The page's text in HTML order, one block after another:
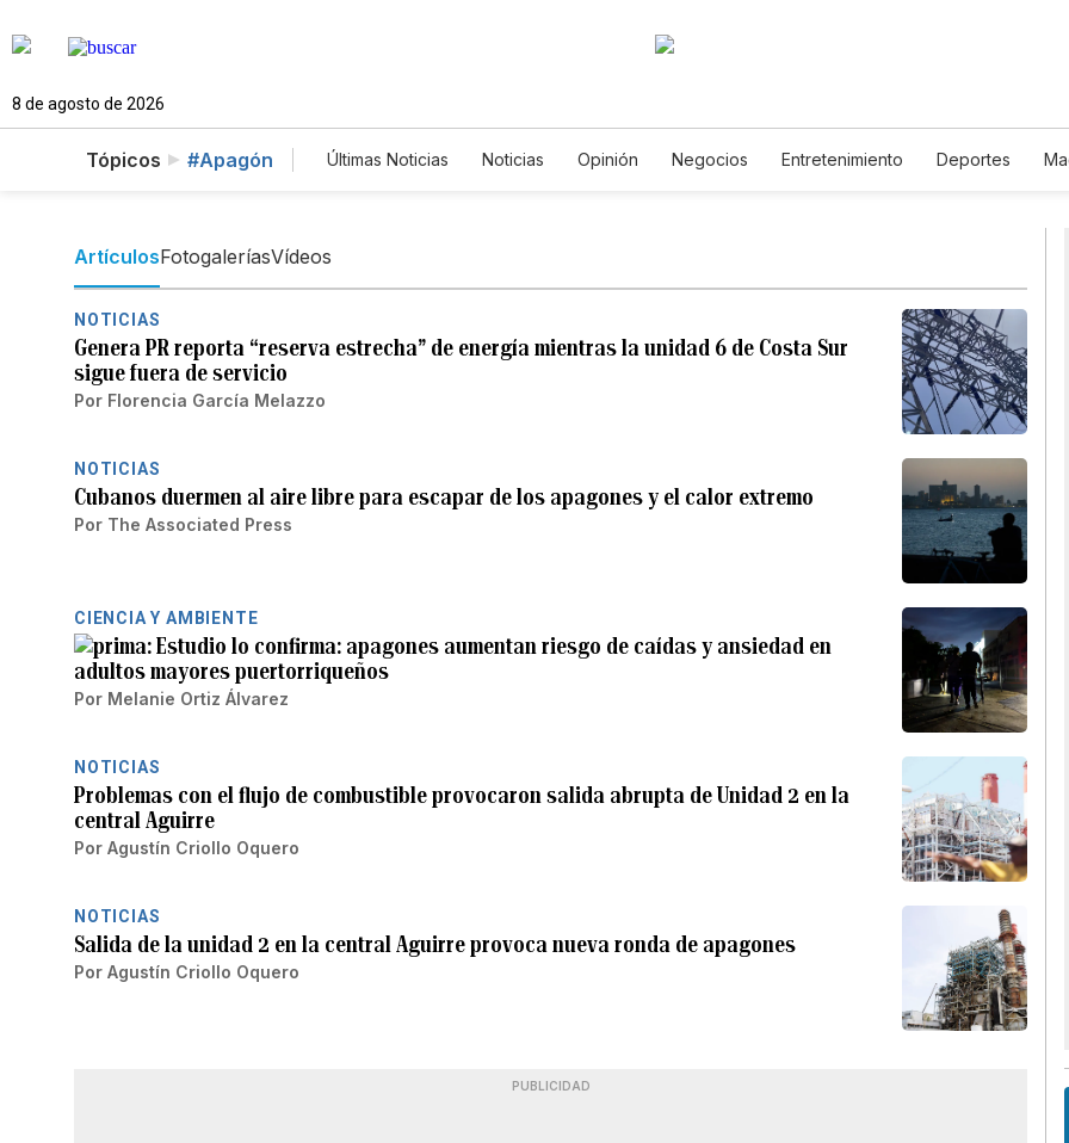
8 de agosto de 2026
Tópicos #Apagón Últimas Noticias Noticias Opinión Negocios Entretenimiento Deportes
ArtículosFotogaleríasVídeos
NOTICIAS
Genera PR reporta “reserva estrecha” de energía mientras la unidad 6 de Costa Sur
sigue fuera de servicio
Por Florencia García Melazzo
NOTICIAS
Cubanos duermen al aire libre para escapar de los apagones y el calor extremo
Por The Associated Press
CIENCIA Y AMBIENTE
Estudio lo confirma: apagones aumentan riesgo de caídas y ansiedad en
adultos mayores puertorriqueños
Por Melanie Ortiz Álvarez
NOTICIAS
Problemas con el flujo de combustible provocaron salida abrupta de Unidad 2 en la
central Aguirre
Por Agustín Criollo Oquero
NOTICIAS
Salida de la unidad 2 en la central Aguirre provoca nueva ronda de apagones
Por Agustín Criollo Oquero
PUBLICIDAD